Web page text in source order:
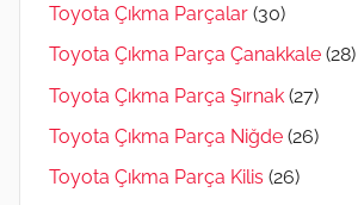
Toyota Çıkma Parçalar (30)
Toyota Çıkma Parça Çanakkale (28)
Toyota Çıkma Parça Şırnak (27)
Toyota Çıkma Parça Niğde (26)
Toyota Çıkma Parça Kilis (26)